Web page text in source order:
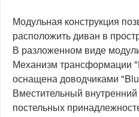
Модульная конструкция
расположить диван в
В разложенном виде
Механизм трансформации
оснащена доводчиками
Вместительный
постельных